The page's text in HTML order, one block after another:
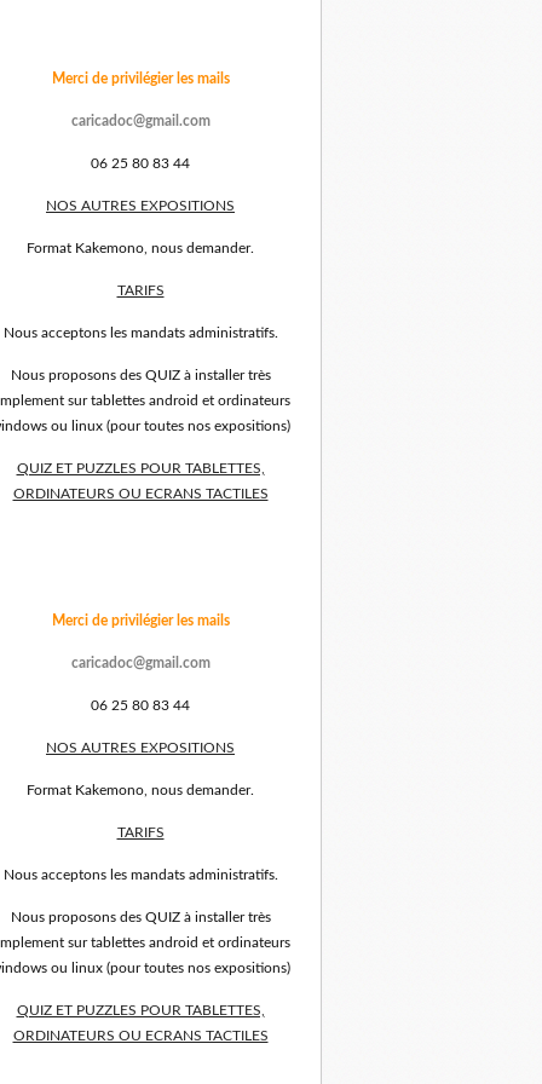
Merci de privilégier les mails
caricadoc@gmail.com
06 25 80 83 44
NOS AUTRES EXPOSITIONS
Format Kakemono, nous demander.
TARIFS
Nous acceptons les mandats administratifs.
Nous proposons des QUIZ à installer très
sur tablettes android et ordinateurs
ou linux (pour toutes nos expositions)
QUIZ ET PUZZLES POUR TABLETTES,
ORDINATEURS OU ECRANS TACTILES
Merci de privilégier les mails
caricadoc@gmail.com
06 25 80 83 44
NOS AUTRES EXPOSITIONS
Format Kakemono, nous demander.
TARIFS
Nous acceptons les mandats administratifs.
Nous proposons des QUIZ à installer très
sur tablettes android et ordinateurs
ou linux (pour toutes nos expositions)
QUIZ ET PUZZLES POUR TABLETTES,
ORDINATEURS OU ECRANS TACTILES